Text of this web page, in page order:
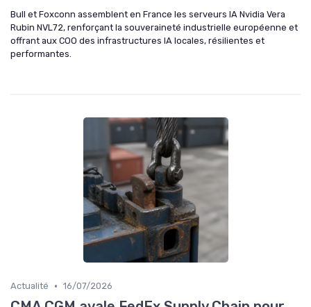
Bull et Foxconn assemblent en France les serveurs IA Nvidia Vera
Rubin NVL72, renforçant la souveraineté industrielle européenne et
offrant aux COO des infrastructures IA locales, résilientes et
performantes.
Actualité • 16/07/2026